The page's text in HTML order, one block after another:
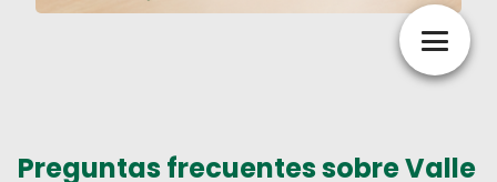
Preguntas frecuentes sobreValle